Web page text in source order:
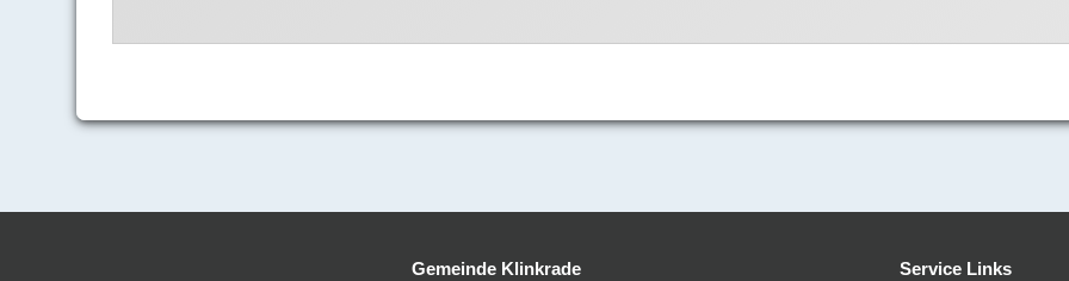
Gemeinde Klinkrade Service Links